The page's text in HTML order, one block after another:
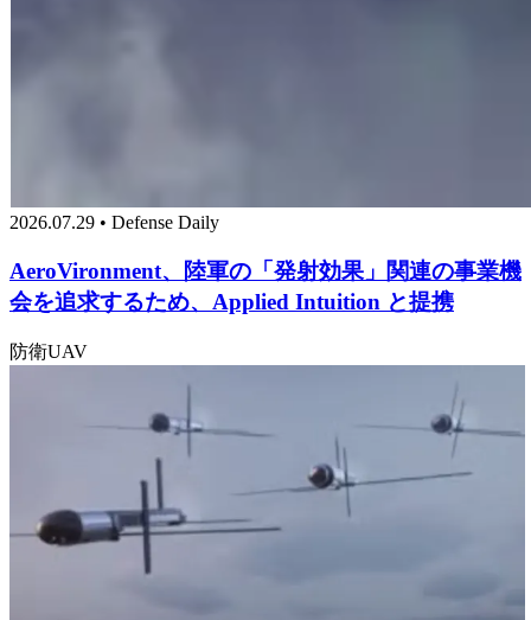
2026.07.29 • Defense Daily
AeroVironment、陸軍の「発射効果」関連の事業機
会を追求するため、Applied Intuition と提携
防衛UAV